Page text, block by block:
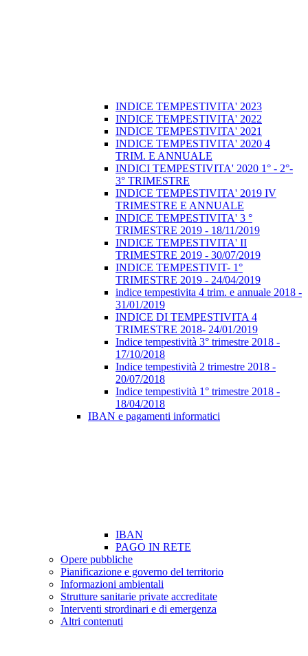
INDICE TEMPESTIVITA' 2023
INDICE TEMPESTIVITA' 2022
INDICE TEMPESTIVITA' 2021
INDICE TEMPESTIVITA' 2020 4
TRIM. E ANNUALE
INDICI TEMPESTIVITA' 2020 1° - 2°-
3° TRIMESTRE
INDICE TEMPESTIVITA' 2019 IV
TRIMESTRE E ANNUALE
INDICE TEMPESTIVITA' 3 °
TRIMESTRE 2019 - 18/11/2019
INDICE TEMPESTIVITA' II
TRIMESTRE 2019 - 30/07/2019
INDICE TEMPESTIVIT- 1°
TRIMESTRE 2019 - 24/04/2019
indice tempestivita 4 trim. e annuale 2018 -
31/01/2019
INDICE DI TEMPESTIVITA 4
TRIMESTRE 2018- 24/01/2019
Indice tempestività 3° trimestre 2018 -
17/10/2018
Indice tempestività 2 trimestre 2018 -
20/07/2018
Indice tempestività 1° trimestre 2018 -
18/04/2018
IBAN e pagamenti informatici
IBAN
PAGO IN RETE
Opere pubbliche
Pianificazione e governo del territorio
Informazioni ambientali
Strutture sanitarie private accreditate
Interventi strordinari e di emergenza
Altri contenuti